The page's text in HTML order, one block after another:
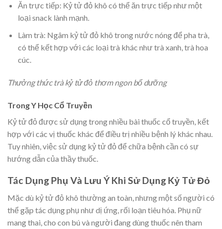
Ăn trực tiếp: Kỷ tử đỏ khô có thể ăn trực tiếp như một
loại snack lành mạnh.
Làm trà: Ngâm kỷ tử đỏ khô trong nước nóng để pha trà,
có thể kết hợp với các loại trà khác như trà xanh, trà hoa
cúc.
Thưởng thức trà kỷ tử đỏ thơm ngon bổ dưỡng
Trong Y Học Cổ Truyền
Kỷ tử đỏ được sử dụng trong nhiều bài thuốc cổ truyền, kết
hợp với các vị thuốc khác để điều trị nhiều bệnh lý khác nhau.
Tuy nhiên, việc sử dụng kỷ tử đỏ để chữa bệnh cần có sự
hướng dẫn của thầy thuốc.
Tác Dụng Phụ Và Lưu Ý Khi Sử Dụng Kỷ Tử Đỏ
Mặc dù kỷ tử đỏ khô thường an toàn, nhưng một số người có
thể gặp tác dụng phụ như dị ứng, rối loạn tiêu hóa. Phụ nữ
mang thai, cho con bú và người đang dùng thuốc nên tham